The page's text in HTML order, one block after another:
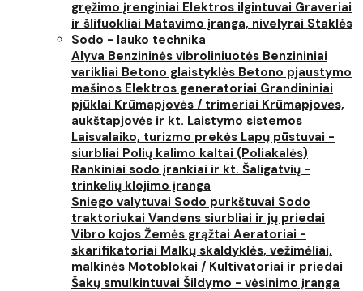
gręžimo įrenginiai Elektros ilgintuvai Graveriai
ir šlifuokliai Matavimo įranga, nivelyrai Staklės
Sodo - lauko technika
Alyva Benzininės vibroliniuotės Benzininiai
varikliai Betono glaistyklės Betono pjaustymo
mašinos Elektros generatoriai Grandininiai
pjūklai Krūmapjovės / trimeriai Krūmapjovės,
aukštapjovės ir kt. Laistymo sistemos
Laisvalaiko, turizmo prekės Lapų pūstuvai -
siurbliai Polių kalimo kaltai (Poliakalės)
Rankiniai sodo įrankiai ir kt. Šaligatvių -
trinkelių klojimo įranga
Sniego valytuvai Sodo purkštuvai Sodo
traktoriukai Vandens siurbliai ir jų priedai
Vibro kojos Žemės grąžtai Aeratoriai -
skarifikatoriai Malkų skaldyklės, vežimėliai,
malkinės Motoblokai / Kultivatoriai ir priedai
Šakų smulkintuvai Šildymo - vėsinimo įranga